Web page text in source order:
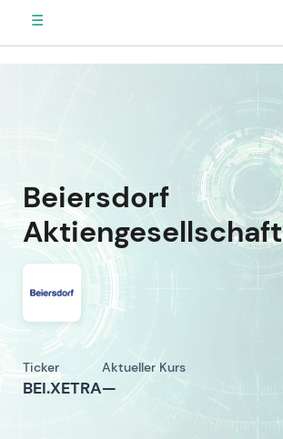
☰
Beiersdorf
Aktiengesellschaft
Ticker
BEI.XETRA
Aktueller Kurs
—